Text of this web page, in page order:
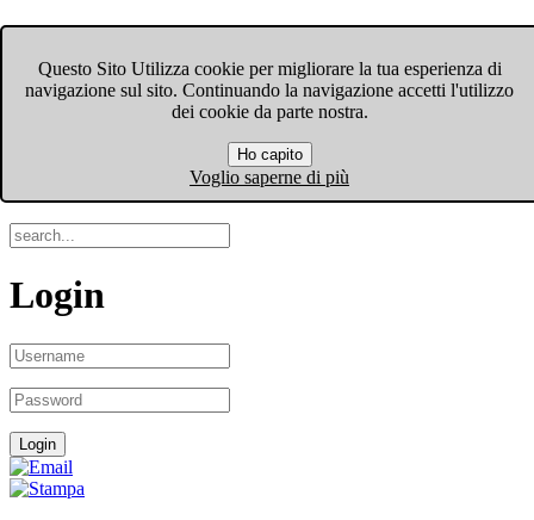
Questo Sito Utilizza cookie per migliorare la tua esperienza di
navigazione sul sito. Continuando la navigazione accetti l'utilizzo
dei cookie da parte nostra.
Ho capito
Voglio saperne di più
Menu
Login